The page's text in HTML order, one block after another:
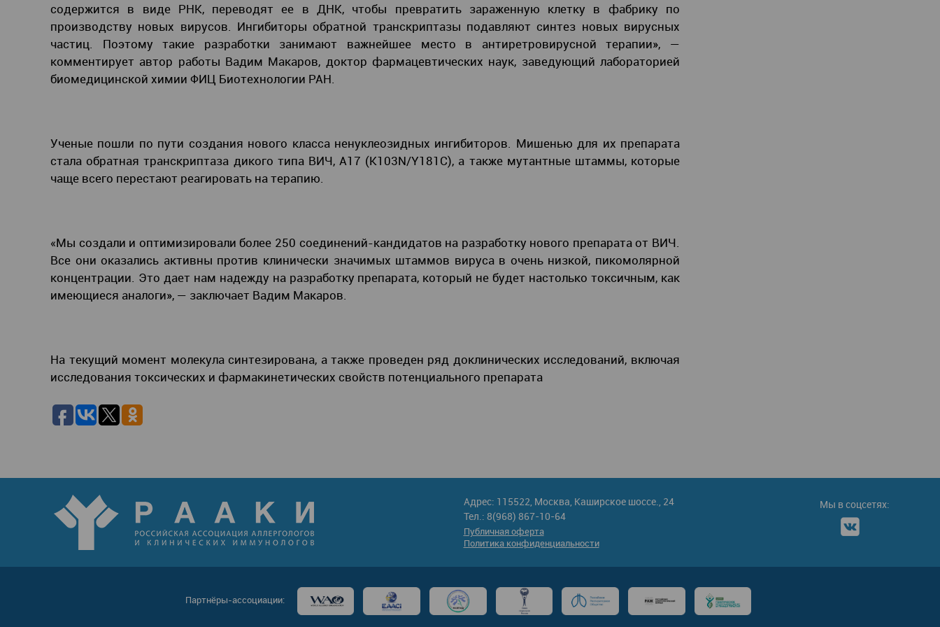
содержится в виде РНК, переводят ее в ДНК, чтобы превратить зараженную клетку в фабрику по
производству новых вирусов. Ингибиторы обратной транскриптазы подавляют синтез новых вирусных
частиц. Поэтому такие разработки занимают важнейшее место в антиретровирусной терапии», —
комментирует автор работы Вадим Макаров, доктор фармацевтических наук, заведующий лабораторией
биомедицинской химии ФИЦ Биотехнологии РАН.
Ученые пошли по пути создания нового класса ненуклеозидных ингибиторов. Мишенью для их препарата
стала обратная транскриптаза дикого типа ВИЧ, A17 (K103N/Y181C), а также мутантные штаммы, которые
чаще всего перестают реагировать на терапию.
«Мы создали и оптимизировали более 250 соединений-кандидатов на разработку нового препарата от ВИЧ.
Все они оказались активны против клинически значимых штаммов вируса в очень низкой, пикомолярной
концентрации. Это дает нам надежду на разработку препарата, который не будет настолько токсичным, как
имеющиеся аналоги», — заключает Вадим Макаров.
На текущий момент молекула синтезирована, а также проведен ряд доклинических исследований, включая
исследования токсических и фармакинетических свойств потенциального препарата
Адрес: 115522, Москва, Каширское шоссе., 24
Тел.: 8(968) 867-10-64
Публичная оферта
Политика конфиденциальности
Мы в соцсетях:
Партнёры-ассоциации: